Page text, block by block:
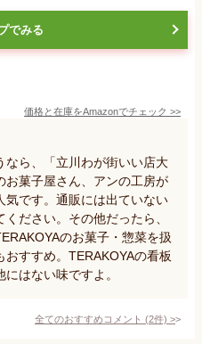
でみる
価格と在庫をAmazonでチェック >>
なら、「立川わが街いい店大
お菓子屋さん、アンの工房が
気です。通販には出ていない
ださい。その他だったら、
のお菓子・惣菜を扱
すすめ。TERAKOYAの看板
はない味ですよ。
全てのおすすめコメント (2件) >